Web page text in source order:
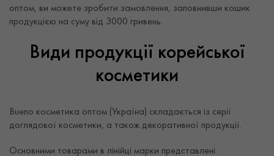
оптом, ви можете зробити замовлення, заповнивши кошик
продукцією на суму від 3000 гривень.
Види продукції корейської
косметики
Bueno косметика оптом (Україна) складається із серії
доглядової косметики, а також декоративної продукції.
Основними товарами в лінійці марки представлені: